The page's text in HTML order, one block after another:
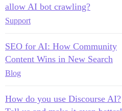
allow AI bot crawling?
Support
SEO for AI: How Community
Content Wins in New Search
Blog
How do you use Discourse AI?